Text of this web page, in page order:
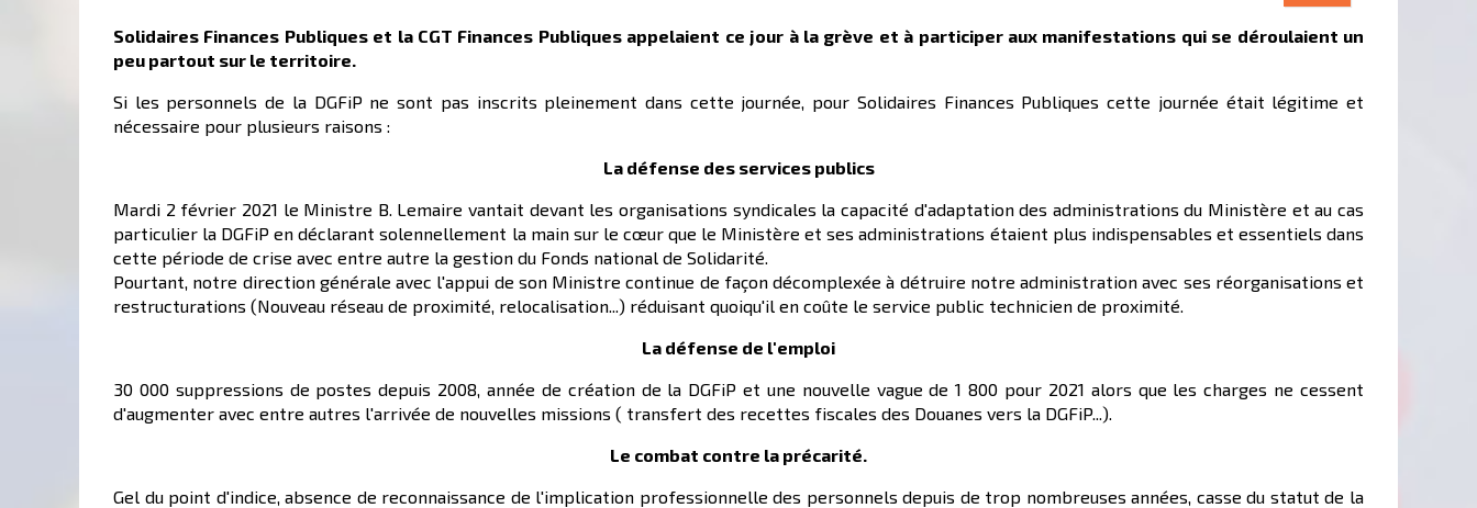
Solidaires Finances Publiques et la CGT Finances Publiques appelaient ce jour à la grève et à participer aux manifestations qui se déroulaient un
peu partout sur le territoire.
Si les personnels de la DGFiP ne sont pas inscrits pleinement dans cette journée, pour Solidaires Finances Publiques cette journée était légitime et
nécessaire pour plusieurs raisons :
La défense des services publics
Mardi 2 février 2021 le Ministre B. Lemaire vantait devant les organisations syndicales la capacité d'adaptation des administrations du Ministère et au cas
particulier la DGFiP en déclarant solennellement la main sur le cœur que le Ministère et ses administrations étaient plus indispensables et essentiels dans
cette période de crise avec entre autre la gestion du Fonds national de Solidarité.
Pourtant, notre direction générale avec l'appui de son Ministre continue de façon décomplexée à détruire notre administration avec ses réorganisations et
restructurations (Nouveau réseau de proximité, relocalisation...) réduisant quoiqu'il en coûte le service public technicien de proximité.
La défense de l'emploi
30 000 suppressions de postes depuis 2008, année de création de la DGFiP et une nouvelle vague de 1 800 pour 2021 alors que les charges ne cessent
d'augmenter avec entre autres l'arrivée de nouvelles missions ( transfert des recettes fiscales des Douanes vers la DGFiP...).
Le combat contre la précarité.
Gel du point d'indice, absence de reconnaissance de l'implication professionnelle des personnels depuis de trop nombreuses années, casse du statut de la